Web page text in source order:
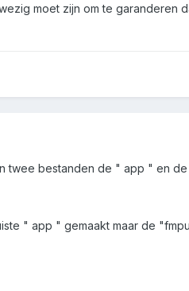
moet zijn om te
twee bestanden de " app " en
" app " gemaakt maar de